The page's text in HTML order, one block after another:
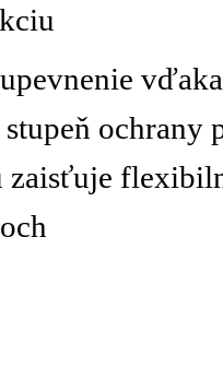
vďaka
stupeň ochrany
zaisťuje